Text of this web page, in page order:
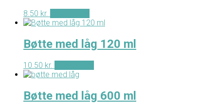
8.50 kr.
Bøtte med låg 120 ml
10.50 kr.
Bøtte med låg 600 ml